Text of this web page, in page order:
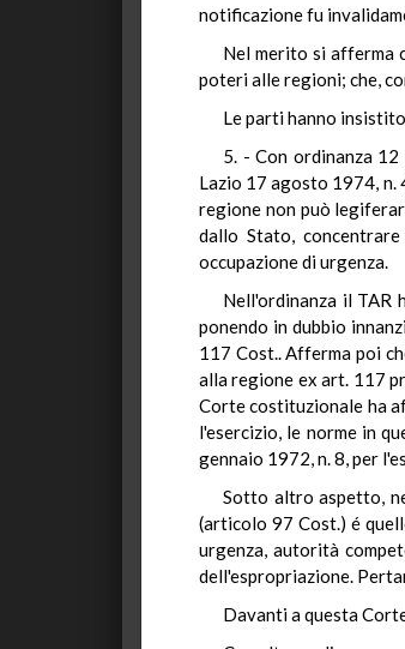
notificazione fu
Nel merito si afferma
poteri alle regioni; che,
Le parti hanno
5. - Con ordinanza
Lazio 17 agosto 1974,
regione non può
dallo Stato,
occupazione di urgenza.
Nell'ordinanza il TAR
ponendo in dubbio
117 Cost.. Afferma poi
alla regione ex art. 117
Corte costituzionale ha
l'esercizio, le norme in
gennaio 1972, n. 8, per
Sotto altro aspetto,
(articolo 97 Cost.) é
urgenza, autorità
dell'espropriazione.
Davanti a questa